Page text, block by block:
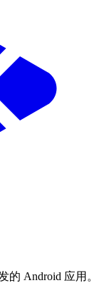
的 Android 应用。